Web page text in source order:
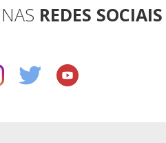
REDES SOCIAIS